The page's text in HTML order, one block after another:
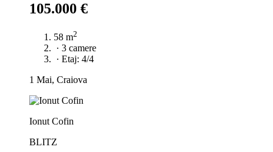
105.000 €
58 m2
· 3 camere
· Etaj: 4/4
1 Mai, Craiova
Ionut Cofin
BLITZ